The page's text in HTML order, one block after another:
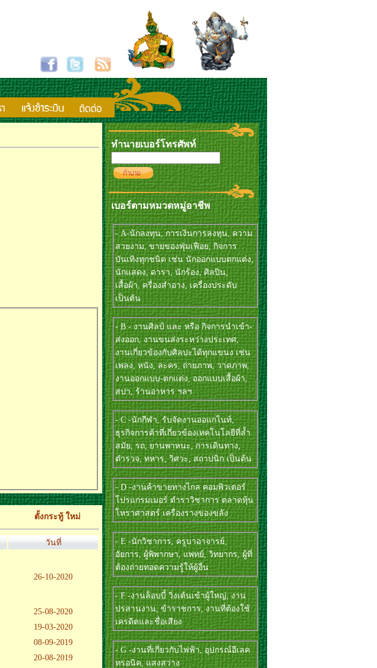
ตั้งกระทู้ ใหม่
วันที่
26-10-2020
25-08-2020
19-03-2020
08-09-2019
20-08-2019
ทำนายเบอร์โทรศัพท์
เบอร์ตามหมวดหมู่อาชีพ
- A-นักลงทุน, การเงินการลงทุน, ความ
สวยงาม, ขายของฟุ่มเฟือย, กิจการ
บันเทิงทุกชนิด เช่น นักออกแบบตกแต่ง,
นักแสดง, ดารา, นักร้อง, ศิลปิน,
เสื้อผ้า, ครื่องสำอาง, เครื่องประดับ
เป็นต้น
- B - งานศิลป์ และ หรือ กิจการนำเข้า-
ส่งออก, งานขนส่งระหว่างประเทศ,
งานเกี่ยวข้องกับศิลปะได้ทุกแขนง เช่น
เพลง, หนัง, ละคร, ถ่ายภาพ, วาดภาพ,
งานออกแบบ-ตกแต่ง, ออกแบบเสื้อผ้า,
สปา, ร้านอาหาร ฯลฯ
- C -นักกีฬา, รับจัดงานออแกไนท์,
ธุรกิจการค้าที่เกี่ยวข้องเทคโนโลยีที่ล้ำ
สมัย, รถ, ยานพาหนะ, การเดินทาง,
ตำรวจ, ทหาร, วิศวะ, สถาปนิก เป็นต้น
- D -งานค้าขายทางไกล คอมพิวเตอร์
โปรแกรมเมอร์ ตำราวิชาการ ตลาดหุ้น
โหราศาสตร์ เครื่องรางของขลัง
- E -นักวิชาการ, ครูบาอาจารย์,
อัยการ, ผู้พิพากษา, แพทย์, วิทยากร, ผู้ที่
ต้องถ่ายทอดความรู้ให้ผู้อื่น
- F -งานล็อบบี้ วิ่งเต้นเข้าผู้ใหญ่, งาน
ปรสานงาน, ข้าราชการ, งานที่ต้องใช้
เครดิตและชื่อเสียง
- G -งานที่เกี่ยวกับไฟฟ้า, อุปกรณ์อีเลค
ทรอนิค, แสงสว่าง